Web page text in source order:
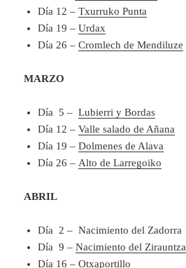
Día 12 –Txurruko Punta
Día 19 –Urdax
Día 26 –Cromlech de Mendiluze
MARZO
Día 5 –Lubierri y Bordas
Día 12 –Valle salado de Añana
Día 19 –Dolmenes de Alava
Día 26 – Alto de Larregoiko
ABRIL
Día 2 – Nacimiento del Zadorra
Día 9 –Nacimiento del Zirauntza
Día 16 – Otxaportillo